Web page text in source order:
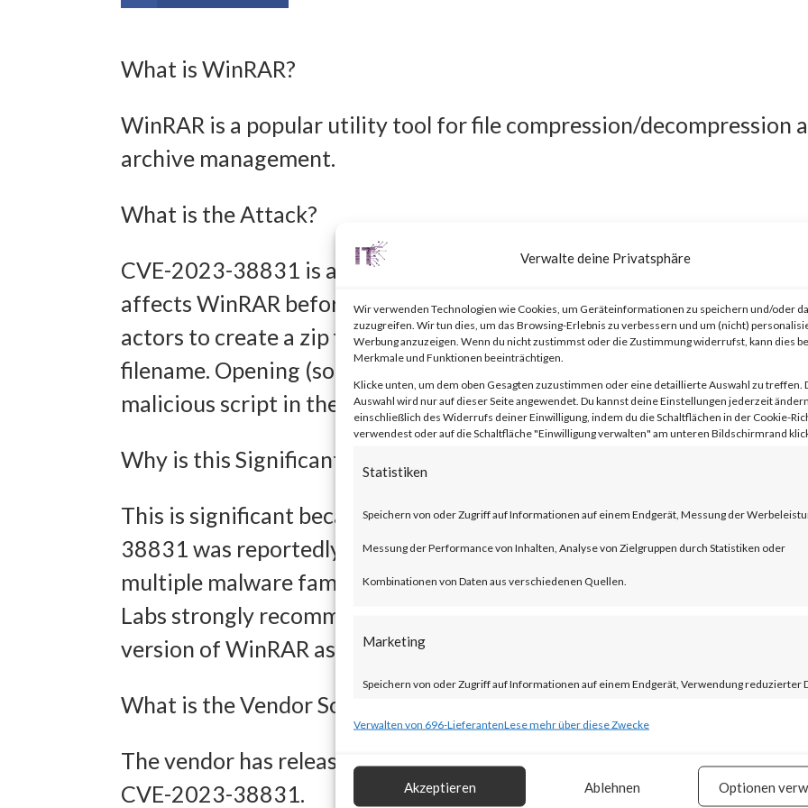
Verwalte deine Privatsphäre
Wir verwenden Technologien wie Cookies, um Geräteinformationen zu speichern und/oder
zuzugreifen. Wir tun dies, um das Browsing-Erlebnis zu verbessern und um (nicht)
Werbung anzuzeigen. Wenn du nicht zustimmst oder die Zustimmung widerrufst, kann dies
Merkmale und Funktionen beeinträchtigen.
Klicke unten, um dem oben Gesagten zuzustimmen oder eine detaillierte Auswahl zu treffen.
Auswahl wird nur auf dieser Seite angewendet. Du kannst deine Einstellungen jederzeit ändern,
einschließlich des Widerrufs deiner Einwilligung, indem du die Schaltflächen in der Cookie-
verwendest oder auf die Schaltfläche "Einwilligung verwalten" am unteren Bildschirmrand
Statistiken
Speichern von oder Zugriff auf Informationen auf einem Endgerät, Messung der
Messung der Performance von Inhalten, Analyse von Zielgruppen durch Statistiken oder
Kombinationen von Daten aus verschiedenen Quellen.
Marketing
Speichern von oder Zugriff auf Informationen auf einem Endgerät, Verwendung reduzierter
Personalisierung von Inhalten, Verwendung von Profilen zur Auswahl personalisierter
Verwalten von 696-LieferantenLese mehr über diese Zwecke
Akzeptieren Ablehnen Optionen
What is WinRAR?
WinRAR is a popular utility tool for file compression/decompression
archive management.
What is the Attack?
CVE-2023-38831 is an arbitrary code execution vulnerability that
affects WinRAR before version 6.23. The vulnerability allows threat
actors to create a zip file that contains a folder and a file with the
filename. Opening (some refer to this as “viewing”) the file launches a
malicious script in the folder.
Why is this Significant?
This is significant because WinRAR is widely used and CVE-2023-
38831 was reportedly exploited as a 0-day in April 2023. As a result,
multiple malware families have reportedly been deployed. FortiGuard
Labs strongly recommends all users of WinRAR to update to the latest
version of WinRAR as soon as possible.
What is the Vendor Solution?
The vendor has released WinRAR version 6.23 that includes a fix for
CVE-2023-38831.